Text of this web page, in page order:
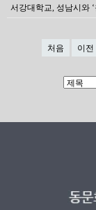
서강대학교, 성남시와
처음 이전